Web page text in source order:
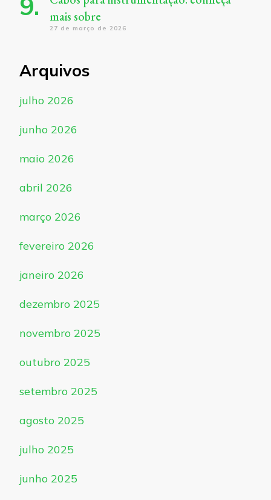
mais sobre
27 de março de 2026
Arquivos
julho 2026
junho 2026
maio 2026
abril 2026
março 2026
fevereiro 2026
janeiro 2026
dezembro 2025
novembro 2025
outubro 2025
setembro 2025
agosto 2025
julho 2025
junho 2025